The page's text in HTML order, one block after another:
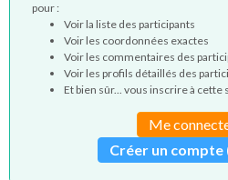
pour :
Voir la liste des participants
Voir les coordonnées exactes
Voir les commentaires des
Voir les profils détaillés des
Et bien sûr... vous inscrire à cette
Me
Créer un compte